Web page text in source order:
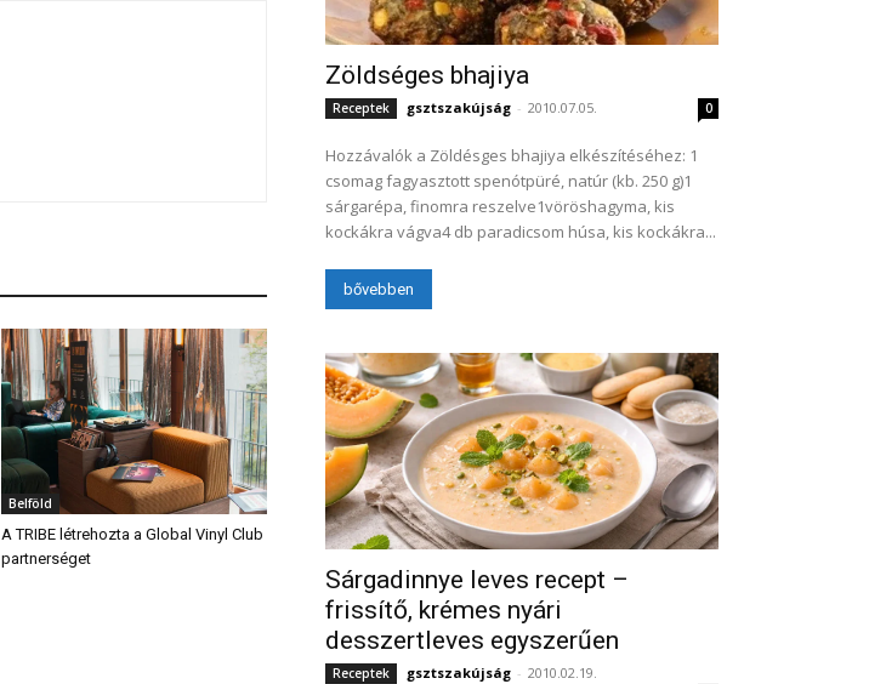
Belföld
A TRIBE létrehozta a Global Vinyl Club
partnerséget
Zöldséges bhajiya
Receptek gsztszakújság - 2010.07.05. 0
Hozzávalók a Zöldésges bhajiya elkészítéséhez: 1
csomag fagyasztott spenótpüré, natúr (kb. 250 g)1
sárgarépa, finomra reszelve1vöröshagyma, kis
kockákra vágva4 db paradicsom húsa, kis kockákra...
bővebben
Sárgadinnye leves recept –
frissítő, krémes nyári
desszertleves egyszerűen
Receptek gsztszakújság - 2010.02.19.